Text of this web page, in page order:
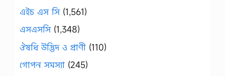
এইচ এস সি(1,561)
এসএসসি(1,348)
ঔষধি উদ্ভিদ ও প্রাণী (110)
গোপন সমস্যা (245)